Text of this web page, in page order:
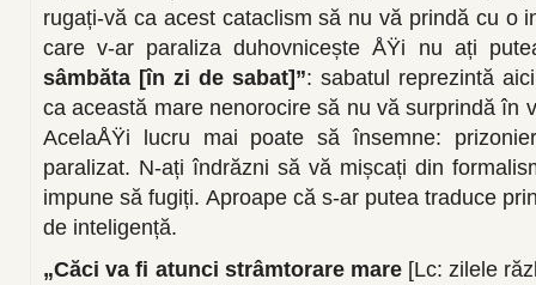
rugați-vă ca acest cataclism să nu vă prindă cu o
care v-ar paraliza duhovnicește ÅŸi nu ați
sâmbăta [în zi de sabat]”: sabatul reprezintă
ca această mare nenorocire să nu vă surprindă în
AcelaÅŸi lucru mai poate să însemne:
paralizat. N-ați îndrăzni să vă mișcați din
impune să fugiți. Aproape că s-ar putea traduce
de inteligență.
„Căci va fi atunci strâmtorare mare [Lc: zilele